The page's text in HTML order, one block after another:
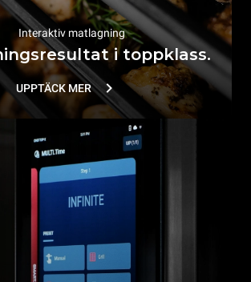
Interaktiv matlagning
i toppklass.
UPPTÄCK MER